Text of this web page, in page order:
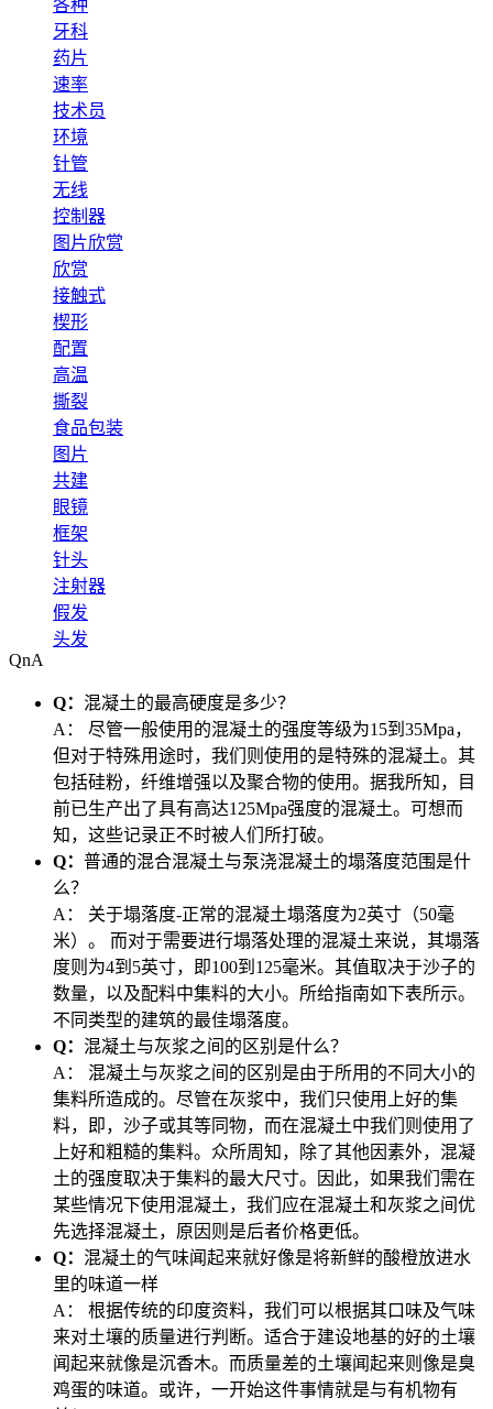
各种
牙科
药片
速率
技术员
环境
针管
无线
控制器
图片欣赏
欣赏
接触式
楔形
配置
高温
撕裂
食品包装
图片
共建
眼镜
框架
针头
注射器
假发
头发
QnA
Q： 混凝土的最高硬度是多少？
A：
尽管一般使用的混凝土的强度等级为15到35Mpa，
但对于特殊用途时，我们则使用的是特殊的混凝土。其
包括硅粉，纤维增强以及聚合物的使用。据我所知，目
前已生产出了具有高达125Mpa强度的混凝土。可想而
知，这些记录正不时被人们所打破。
Q： 普通的混合混凝土与泵浇混凝土的塌落度范围是什
么？
A：
关于塌落度-正常的混凝土塌落度为2英寸（50毫
米）。 而对于需要进行塌落处理的混凝土来说，其塌落
度则为4到5英寸，即100到125毫米。其值取决于沙子的
数量，以及配料中集料的大小。所给指南如下表所示。
不同类型的建筑的最佳塌落度。
Q： 混凝土与灰浆之间的区别是什么？
A：
混凝土与灰浆之间的区别是由于所用的不同大小的
集料所造成的。尽管在灰浆中，我们只使用上好的集
料，即，沙子或其等同物，而在混凝土中我们则使用了
上好和粗糙的集料。众所周知，除了其他因素外，混凝
土的强度取决于集料的最大尺寸。因此，如果我们需在
某些情况下使用混凝土，我们应在混凝土和灰浆之间优
先选择混凝土，原因则是后者价格更低。
Q： 混凝土的气味闻起来就好像是将新鲜的酸橙放进水
里的味道一样
A：
根据传统的印度资料，我们可以根据其口味及气味
来对土壤的质量进行判断。适合于建设地基的好的土壤
闻起来就像是沉香木。而质量差的土壤闻起来则像是臭
鸡蛋的味道。或许，一开始这件事情就是与有机物有